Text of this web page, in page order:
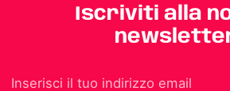
Iscriviti alla